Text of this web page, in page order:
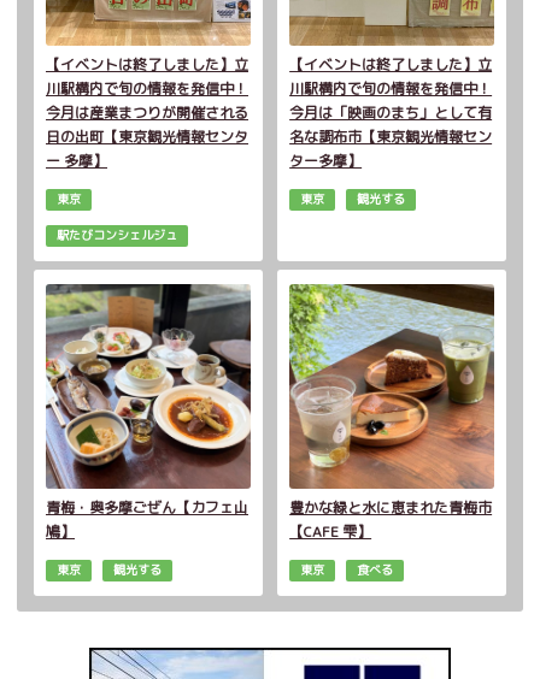
【イベントは終了しました】立
川駅構内で旬の情報を発信中！
今月は産業まつりが開催される
日の出町【東京観光情報センタ
ー 多摩】
東京
駅たびコンシェルジュ
【イベントは終了しました】立
川駅構内で旬の情報を発信中！
今月は「映画のまち」として有
名な調布市【東京観光情報セン
ター多摩】
東京 観光する
青梅・奥多摩ごぜん【カフェ山
鳩】
東京 観光する
豊かな緑と水に恵まれた青梅市
【CAFE 雫】
東京 食べる